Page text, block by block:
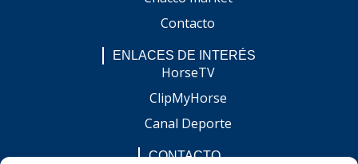
Contacto
ENLACES DE INTERÉS
HorseTV
ClipMyHorse
Canal Deporte
CONTACTO